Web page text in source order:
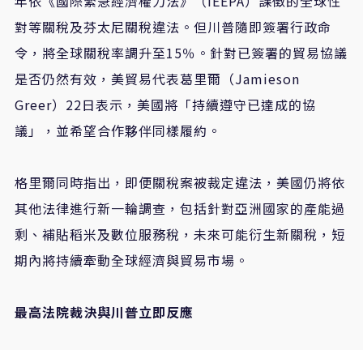
對等關稅及芬太尼關稅違法。但川普隨即簽署行政命
令，將全球關稅率調升至15％。針對已簽署的貿易協議
是否仍然有效，美貿易代表葛里爾（Jamieson
Greer） 22日表示，美國將「持續遵守已達成的協
議」，並希望合作夥伴同樣履約。
格里爾同時指出，即便關稅案被裁定違法，美國仍將依
其他法律進行新一輪調查，包括針對亞洲國家的產能過
剩、補貼稻米及數位服務稅，未來可能衍生新關稅，短
期內將持續牽動全球經濟與貿易市場。
最高法院裁決與川普立即反應